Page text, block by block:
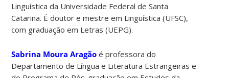
Linguística da Universidade Federal de Santa
Catarina. É doutor e mestre em Linguística (UFSC),
com graduação em Letras (UEPG).
Sabrina Moura Aragão é professora do
Departamento de Língua e Literatura Estrangeiras e